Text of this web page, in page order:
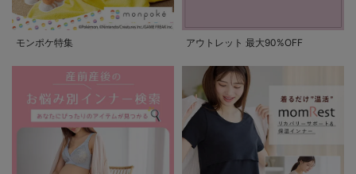
モンポケ特集 アウトレット 最大90%OFF